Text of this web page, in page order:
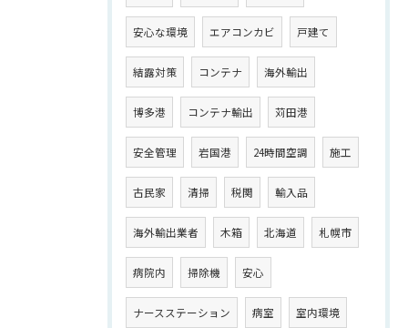
安心な環境 エアコンカビ 戸建て
結露対策 コンテナ 海外輸出
博多港 コンテナ輸出 苅田港
安全管理 岩国港 24時間空調 施工
古民家 清掃 税関 輸入品
海外輸出業者 木箱 北海道 札幌市
病院内 掃除機 安心
ナースステーション 病室 室内環境